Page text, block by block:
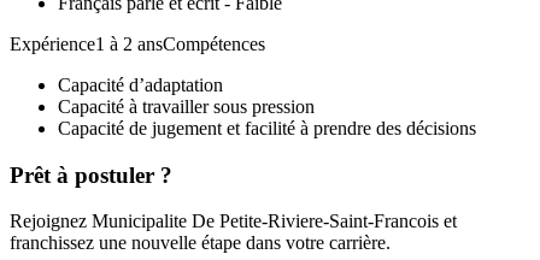
Expérience1 à 2 ansCompétences
Capacité d’adaptation
Capacité à travailler sous pression
Capacité de jugement et facilité à prendre des décisions
Prêt à postuler ?
Rejoignez Municipalite De Petite-Riviere-Saint-Francois et
franchissez une nouvelle étape dans votre carrière.